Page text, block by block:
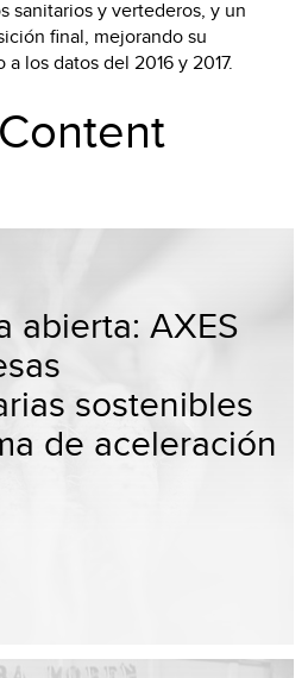
sanitarios y vertederos, y un
final, mejorando su
los datos del 2016 y 2017.
abierta: AXES
sostenibles
de aceleración